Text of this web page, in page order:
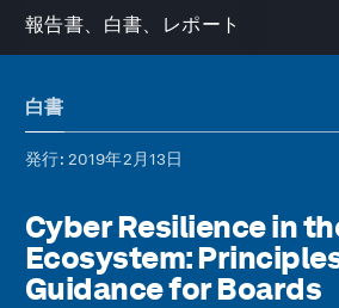
報告書、白書、レポート
白書
発行: 2019年2月13日
Cyber Resilience in
Ecosystem:
Guidance for Boards